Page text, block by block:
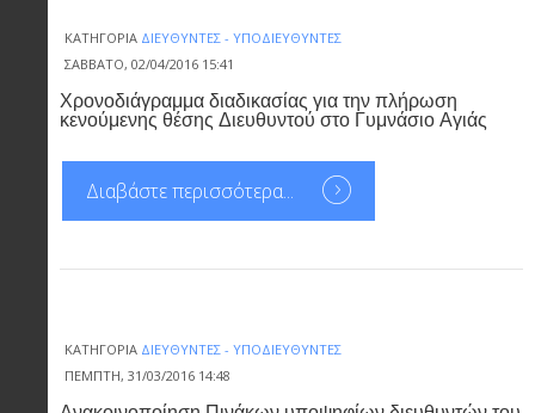
ΚΑΤΗΓΟΡΊΑ ΔΙΕΥΘΥΝΤΈΣ - ΥΠΟΔΙΕΥΘΥΝΤΈΣ
ΣΆΒΒΑΤΟ, 02/04/2016 15:41
Χρονοδιάγραμμα διαδικασίας για την πλήρωση
κενούμενης θέσης Διευθυντού στο Γυμνάσιο Αγιάς
Διαβάστε περισσότερα...
ΚΑΤΗΓΟΡΊΑ ΔΙΕΥΘΥΝΤΈΣ - ΥΠΟΔΙΕΥΘΥΝΤΈΣ
ΠΈΜΠΤΗ, 31/03/2016 14:48